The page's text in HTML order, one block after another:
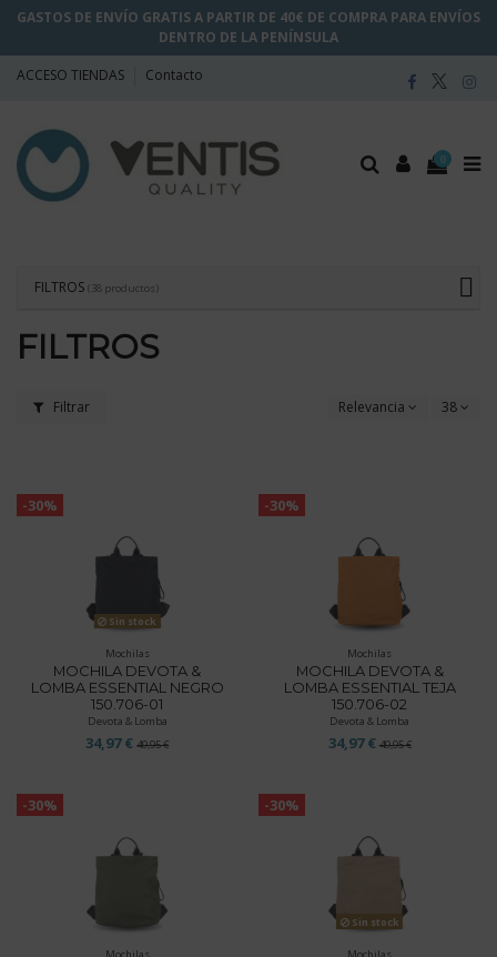
GASTOS DE ENVÍO GRATIS A PARTIR DE 40€ DE COMPRA PARA ENVÍOS
DENTRO DE LA PENÍNSULA
ACCESO TIENDAS Contacto
0
FILTROS
Filtrar Relevancia 38
-30%
Sin stock
Mochilas
MOCHILA DEVOTA &
LOMBA ESSENTIAL NEGRO
150.706-01
Devota & Lomba
34,97 €49,95 €
-30%
Mochilas
MOCHILA DEVOTA &
LOMBA ESSENTIAL TEJA
150.706-02
Devota & Lomba
34,97 € 49,95 €
-30%
Mochilas
-30%
Sin stock
Mochilas
FILTROS (38 productos)